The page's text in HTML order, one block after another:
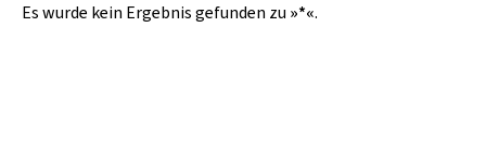
Es wurde kein Ergebnis gefunden zu »*«.